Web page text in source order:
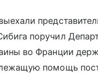
поручил
во Франции
помощь